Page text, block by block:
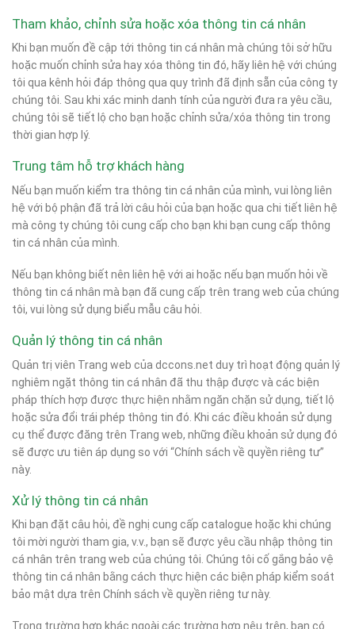
Tham khảo, chỉnh sửa hoặc xóa thông tin cá nhân
Khi bạn muốn đề cập tới thông tin cá nhân mà chúng tôi sở hữu
hoặc muốn chỉnh sửa hay xóa thông tin đó, hãy liên hệ với chúng
tôi qua kênh hỏi đáp thông qua quy trình đã định sẵn của công ty
chúng tôi. Sau khi xác minh danh tính của người đưa ra yêu cầu,
chúng tôi sẽ tiết lộ cho bạn hoặc chỉnh sửa/xóa thông tin trong
thời gian hợp lý.
Trung tâm hỗ trợ khách hàng
Nếu bạn muốn kiểm tra thông tin cá nhân của mình, vui lòng liên
hệ với bộ phận đã trả lời câu hỏi của bạn hoặc qua chi tiết liên hệ
mà công ty chúng tôi cung cấp cho bạn khi bạn cung cấp thông
tin cá nhân của mình.
Nếu bạn không biết nên liên hệ với ai hoặc nếu bạn muốn hỏi về
thông tin cá nhân mà bạn đã cung cấp trên trang web của chúng
tôi, vui lòng sử dụng biểu mẫu câu hỏi.
Quản lý thông tin cá nhân
Quản trị viên Trang web của dccons.net duy trì hoạt động quản lý
nghiêm ngặt thông tin cá nhân đã thu thập được và các biện
pháp thích hợp được thực hiện nhằm ngăn chặn sử dụng, tiết lộ
hoặc sửa đổi trái phép thông tin đó. Khi các điều khoản sử dụng
cụ thể được đăng trên Trang web, những điều khoản sử dụng đó
sẽ được ưu tiên áp dụng so với “Chính sách về quyền riêng tư”
này.
Xử lý thông tin cá nhân
Khi bạn đặt câu hỏi, đề nghị cung cấp catalogue hoặc khi chúng
tôi mời người tham gia, v.v., bạn sẽ được yêu cầu nhập thông tin
cá nhân trên trang web của chúng tôi. Chúng tôi cố gắng bảo vệ
thông tin cá nhân bằng cách thực hiện các biện pháp kiểm soát
bảo mật dựa trên Chính sách về quyền riêng tư này.
Trong trường hợp khác ngoài các trường hợp nêu trên, bạn có